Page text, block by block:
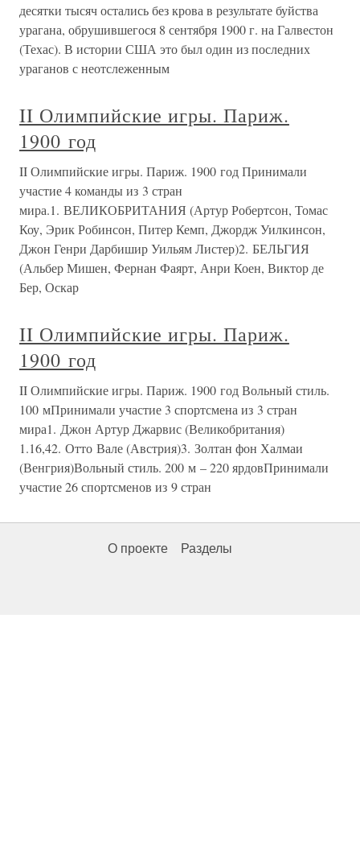
десятки тысяч остались без крова в результате буйства
урагана, обрушившегося 8 сентября 1900 г. на Галвестон
(Техас). В истории США это был один из последних
ураганов с неотслеженным
II Олимпийские игры. Париж.
1900 год
II Олимпийские игры. Париж. 1900 год Принимали
участие 4 команды из 3 стран
мира.1. ВЕЛИКОБРИТАНИЯ (Артур Робертсон, Томас
Коу, Эрик Робинсон, Питер Кемп, Джордж Уилкинсон,
Джон Генри Дарбишир Уильям Листер)2. БЕЛЬГИЯ
(Альбер Мишен, Фернан Фаярт, Анри Коен, Виктор де
Бер, Оскар
II Олимпийские игры. Париж.
1900 год
II Олимпийские игры. Париж. 1900 год Вольный стиль.
100 мПринимали участие 3 спортсмена из 3 стран
мира1. Джон Артур Джарвис (Великобритания)
1.16,42. Отто Вале (Австрия)3. Золтан фон Халмаи
(Венгрия)Вольный стиль. 200 м – 220 ярдовПринимали
участие 26 спортсменов из 9 стран
О проекте Разделы